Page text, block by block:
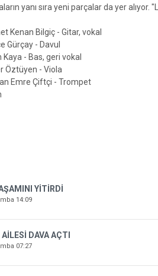
yanı sıra yeni parçalar da yer
Kenan Bilgiç - Gitar, vokal
Gürçay - Davul
Kaya - Bas, geri vokal
Öztüyen - Viola
Emre Çiftçi - Trompet
YİTİRDİ
14:09
DAVA AÇTI
07:27